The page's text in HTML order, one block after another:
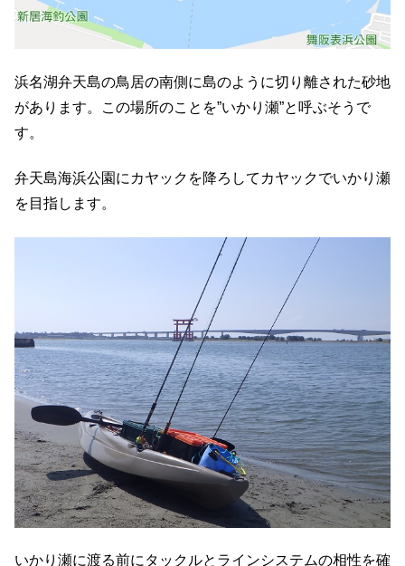
浜名湖弁天島の鳥居の南側に島のように切り離された砂地
があります。この場所のことを”いかり瀬”と呼ぶそうで
す。
弁天島海浜公園にカヤックを降ろしてカヤックでいかり瀬
を目指します。
いかり瀬に渡る前にタックルとラインシステムの相性を確